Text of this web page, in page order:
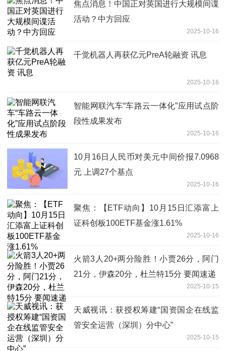
焦点消息！中国正对英国进行大规模间谍
活动？中方回应
2025-10-16
千觉机器人再获亿元PreA轮融资 讯息
2025-10-16
智能网联汽车“车路云一体化”应用试点阶
段性成果发布
2025-10-16
10月16日人民币对美元中间价报7.0968
元 上调27个基点
2025-10-16
聚焦：【ETF动向】10月15日汇添富上
证科创板100ETF基金涨1.61%
2025-10-16
火箭3人20+两分险胜！小贾26分，阿门
21分，伊森20分，杜兰特15分 要闻速递
2025-10-15
天威视讯：获授权筹建“国资国企在线监
管安全运营（深圳）分中心”
2025-10-15